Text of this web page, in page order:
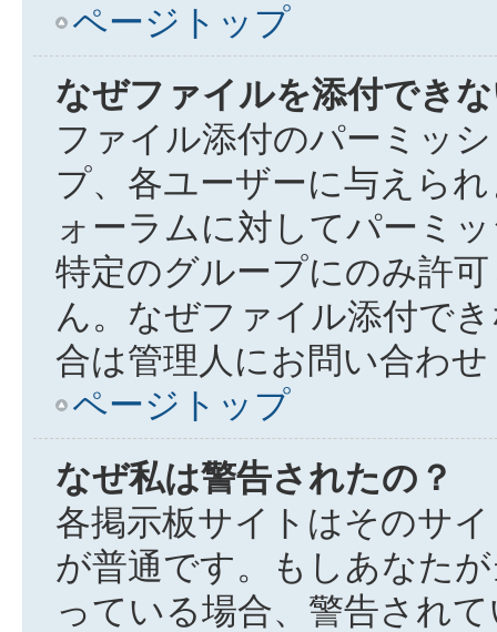
ページトップ
なぜファイルを添付でき
ファイル添付のパーミッ
プ、各ユーザーに与えら
ォーラムに対してパーミ
特定のグループにのみ許
ん。なぜファイル添付で
合は管理人にお問い合わ
ページトップ
なぜ私は警告されたの？
各掲示板サイトはそのサ
が普通です。もしあなた
っている場合、警告され